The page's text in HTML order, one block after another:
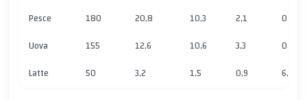
Pesce
180 20,8 10,3 2,1
0
Uova
155 12,6 10,6 3,3
0,7
Latte
50 3,2 1,5 0,9 6,8